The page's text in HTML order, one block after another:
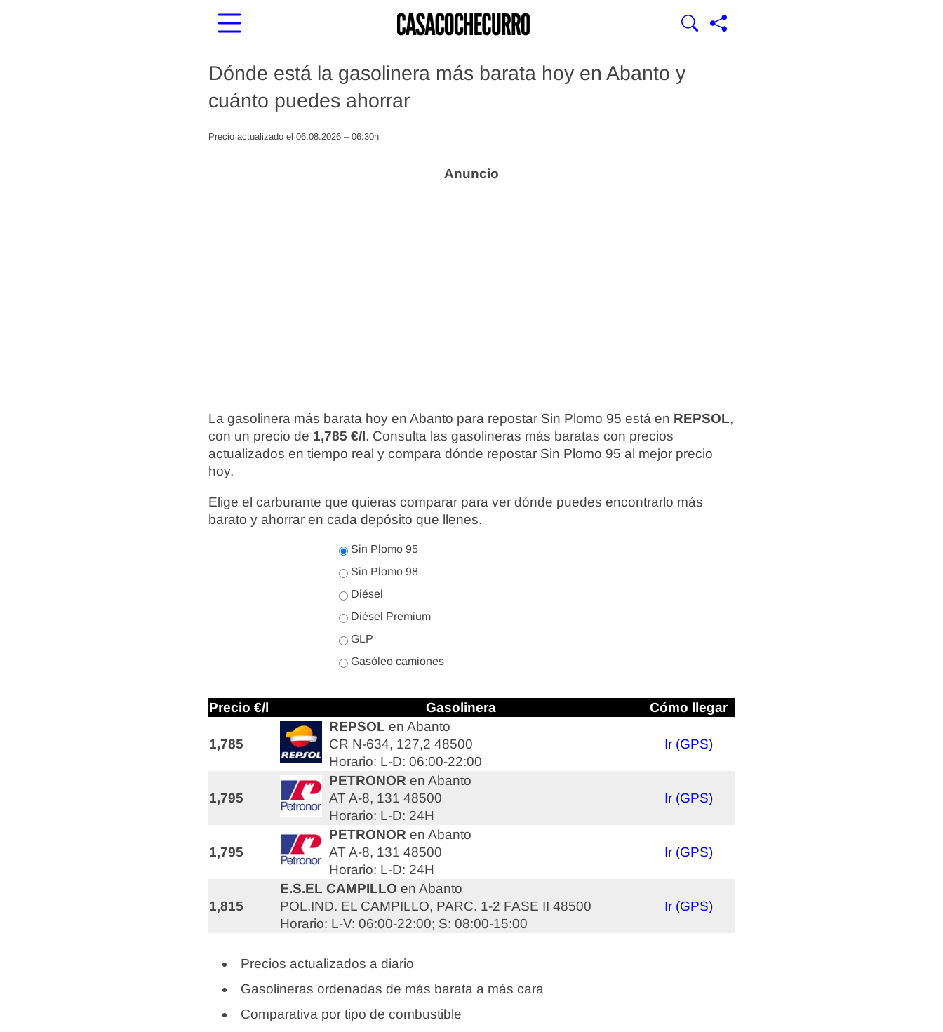
Dónde está la gasolinera más barata hoy en Abanto y
cuánto puedes ahorrar
Precio actualizado el 06.08.2026 – 06:30h
La gasolinera más barata hoy en Abanto para repostar Sin Plomo 95 está en REPSOL,
con un precio de 1,785 €/l. Consulta las gasolineras más baratas con precios
actualizados en tiempo real y compara dónde repostar Sin Plomo 95 al mejor precio
hoy.
Elige el carburante que quieras comparar para ver dónde puedes encontrarlo más
barato y ahorrar en cada depósito que llenes.
Sin Plomo 95
Sin Plomo 98
Diésel
Diésel Premium
GLP
Gasóleo camiones
Precio €/l Gasolinera Cómo llegar
1,785
REPSOL en Abanto
CR N-634, 127,2 48500
Horario: L-D: 06:00-22:00
Ir (GPS)
1,795
PETRONOR en Abanto
AT A-8, 131 48500
Horario: L-D: 24H
Ir (GPS)
1,795
PETRONOR en Abanto
AT A-8, 131 48500
Horario: L-D: 24H
Ir (GPS)
1,815
E.S.EL CAMPILLO en Abanto
POL.IND. EL CAMPILLO, PARC. 1-2 FASE II 48500
Horario: L-V: 06:00-22:00; S: 08:00-15:00
Ir (GPS)
Precios actualizados a diario
Gasolineras ordenadas de más barata a más cara
Comparativa por tipo de combustible